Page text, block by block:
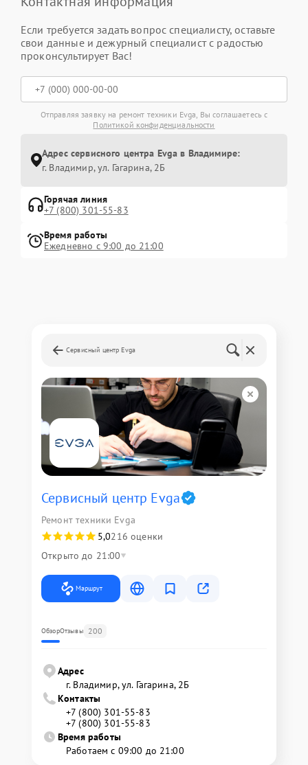
Если требуется задать вопрос специалисту, оставьте
свои данные и дежурный специалист с радостью
проконсультирует Вас!
Отправляя заявку на ремонт техники Evga, Вы соглашаетесь с
Политикой конфиденциальности
Адрес сервисного центра Evga в Владимире:
г. Владимир, ул. Гагарина, 2Б
Горячая линия
+7 (800) 301-55-83
Время работы
Ежедневно с 9:00 до 21:00
Сервисный центр Evga
Сервисный центр Evga
Ремонт техники Evga
5,0216 оценки
Открыто до 21:00
Маршрут
ОбзорОтзывы 200
Адрес
г. Владимир, ул. Гагарина, 2Б
Контакты
+7 (800) 301-55-83
+7 (800) 301-55-83
Время работы
Работаем с 09:00 до 21:00